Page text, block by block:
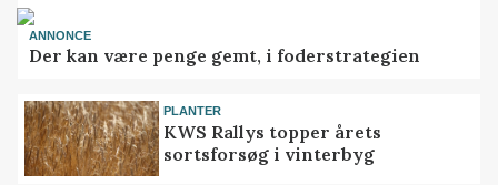
ANNONCE
Der kan være penge gemt, i foderstrategien
PLANTER
KWS Rallys topper årets
sortsforsøg i vinterbyg